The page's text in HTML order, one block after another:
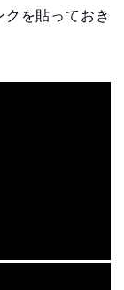
を貼っておき